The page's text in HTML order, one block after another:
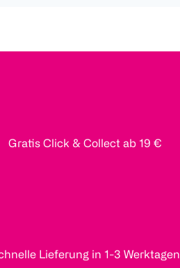
Gratis Click & Collect ab 19 €
Lieferung in 1-3 Werktagen